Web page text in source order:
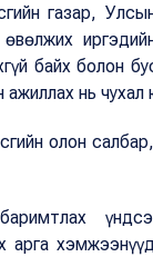
газар,
байх болон
ажиллах нь
олон
арга